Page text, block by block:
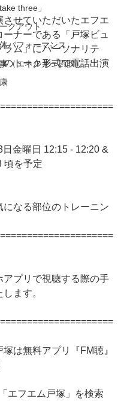
three」
クアウト
パフォーマンス
（エネルギー摂取）
させていただいたエフエ
ーナーである「戸塚ビュ
ラム」にパーソナリテ
のトーク形式で電話出演
金曜日 12:15 - 12:20 &
頃を予定
になる部位のトレーニン
アプリで視聴する際の手
ます。
は無料アプリ『FM聴』
エフエム戸塚」を検索